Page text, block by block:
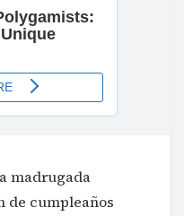
madrugada
de cumpleaños